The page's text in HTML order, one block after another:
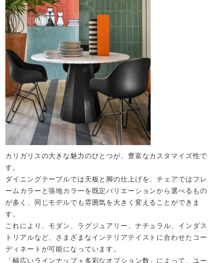
カリガリスの大きな魅力のひとつが、豊富なカスタマイズ性で
す。
ダイニングテーブルでは天板と脚の仕上げを、チェアではフレ
ームカラーと張地カラーを既定バリエーションから選べるもの
が多く、同じモデルでも雰囲気を大きく変えることができま
す。
これにより、モダン、ラグジュアリー、ナチュラル、インダス
トリアルなど、さまざまなインテリアテイストに合わせたコー
ディネートが可能になっています。
「幅広いラインナップ＋多彩なオプション数」によって、ユー